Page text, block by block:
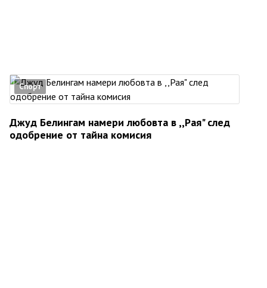
Спорт
Джуд Белингам намери любовта в ,,Рая" след
одобрение от тайна комисия